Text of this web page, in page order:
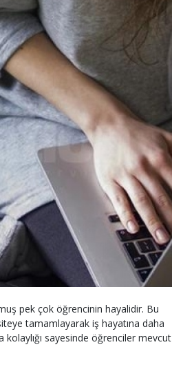
pek çok öğrencinin hayalidir. Bu
tamamlayarak iş hayatına daha
sayesinde öğrenciler mevcut